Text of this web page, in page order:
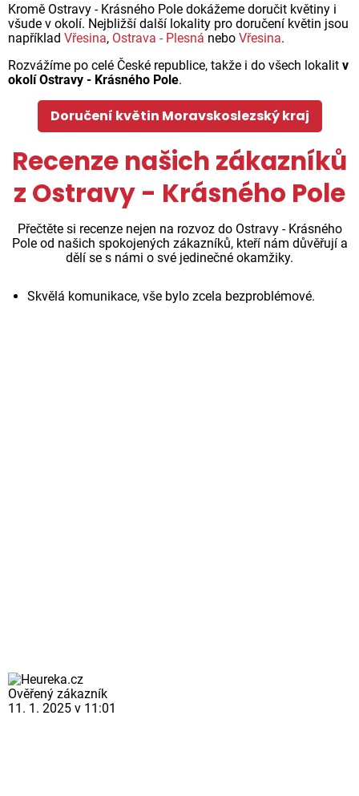
Kromě Ostravy - Krásného Pole dokážeme doručit květiny i
všude v okolí. Nejbližší další lokality pro doručení květin jsou
například Vřesina, Ostrava - Plesná nebo Vřesina.
Rozvážíme po celé České republice, takže i do všech lokalit v
okolí Ostravy - Krásného Pole.
Doručení květin Moravskoslezský kraj
Recenze našich zákazníků
z Ostravy - Krásného Pole
Přečtěte si recenze nejen na rozvoz do Ostravy - Krásného
Pole od našich spokojených zákazníků, kteří nám důvěřují a
dělí se s námi o své jedinečné okamžiky.
Skvělá komunikace, vše bylo zcela bezproblémové.
Ověřený zákazník
11. 1. 2025 v 11:01